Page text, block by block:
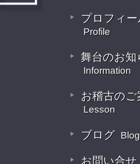
プロフィー
Profile
舞台のお知
Information
お稽古のご
Lesson
ブログ Blog
お問い合せ